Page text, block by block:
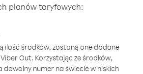
planów taryfowych:
ilość środków, zostaną one dodane
Out. Korzystając ze środków,
dowolny numer na świecie w niskich